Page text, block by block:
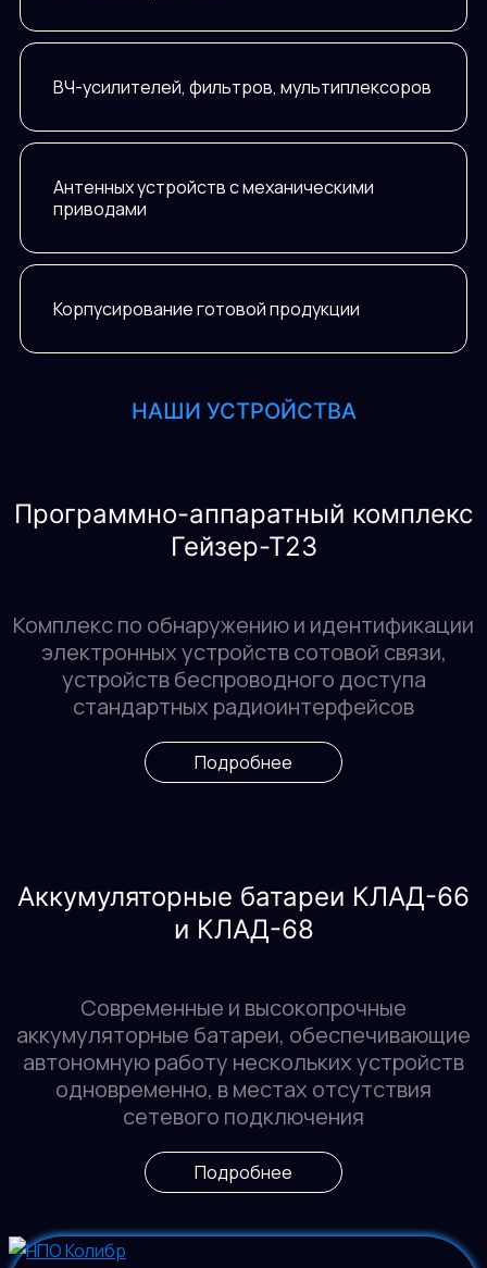
ВЧ-усилителей, фильтров, мультиплексоров
Антенных устройств с механическими
приводами
Корпусирование готовой продукции
НАШИ УСТРОЙСТВА
Программно-аппаратный комплекс
Гейзер-Т23
Комплекс по обнаружению и идентификации
электронных устройств сотовой связи,
устройств беспроводного доступа
стандартных радиоинтерфейсов
Подробнее
Аккумуляторные батареи КЛАД-66
и КЛАД-68
Современные и высокопрочные
аккумуляторные батареи, обеспечивающие
автономную работу нескольких устройств
одновременно, в местах отсутствия
сетевого подключения
Подробнее